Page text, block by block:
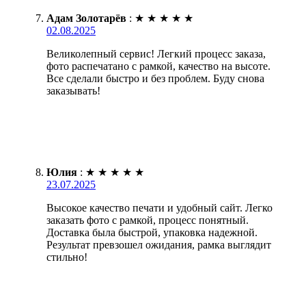
Адам Золотарёв : ★ ★ ★ ★ ★
02.08.2025
Великолепный сервис! Легкий процесс заказа,
фото распечатано с рамкой, качество на высоте.
Все сделали быстро и без проблем. Буду снова
заказывать!
Юлия : ★ ★ ★ ★ ★
23.07.2025
Высокое качество печати и удобный сайт. Легко
заказать фото с рамкой, процесс понятный.
Доставка была быстрой, упаковка надежной.
Результат превзошел ожидания, рамка выглядит
стильно!